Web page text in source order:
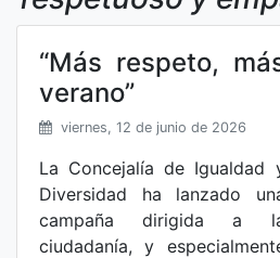
“Más respeto,
verano”
viernes, 12 de junio de 2026
La Concejalía de Igualdad
Diversidad ha lanzado
campaña dirigida a
ciudadanía, y